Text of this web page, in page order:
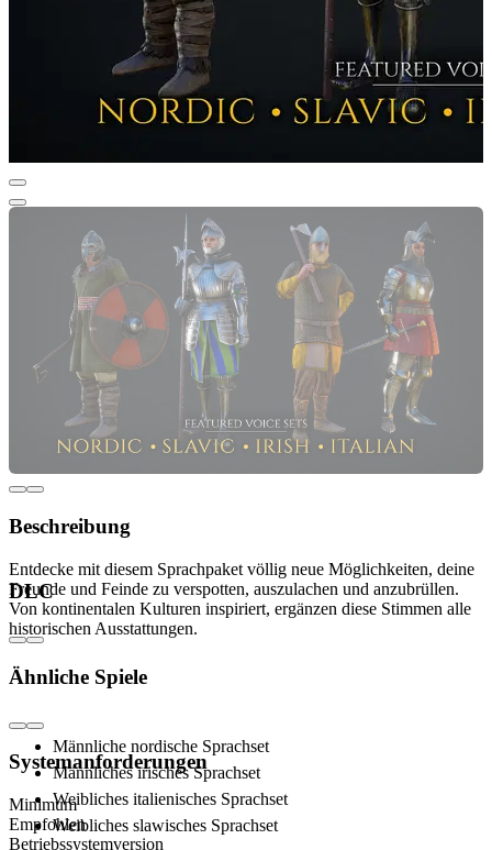
Beschreibung
Entdecke mit diesem Sprachpaket völlig neue Möglichkeiten, deine
Freunde und Feinde zu verspotten, auszulachen und anzubrüllen.
Von kontinentalen Kulturen inspiriert, ergänzen diese Stimmen alle
historischen Ausstattungen.
Enthält:
Männliche nordische Sprachset
Männliches irisches Sprachset
Weibliches italienisches Sprachset
Weibliches slawisches Sprachset
DLC
Ähnliche Spiele
Systemanforderungen
Minimum
Empfohlen
Betriebssystemversion